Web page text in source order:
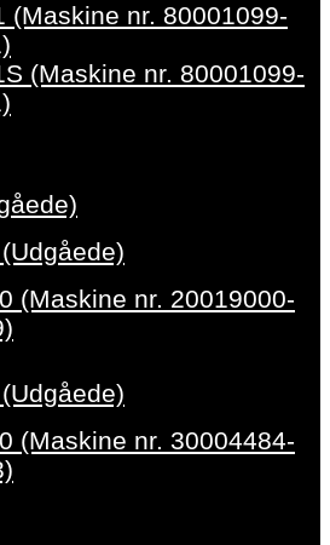
(Maskine nr. 80001099-
(Maskine nr. 80001099-
(Maskine nr. 20019000-
(Maskine nr. 30004484-